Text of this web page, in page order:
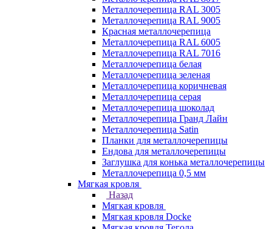
Металлочерепица RAL 3005
Металлочерепица RAL 9005
Красная металлочерепица
Металлочерепица RAL 6005
Металлочерепица RAL 7016
Металлочерепица белая
Металлочерепица зеленая
Металлочерепица коричневая
Металлочерепица серая
Металлочерепица шоколад
Металлочерепица Гранд Лайн
Металлочерепица Satin
Планки для металлочерепицы
Ендова для металлочерепицы
Заглушка для конька металлочерепицы
Металлочерепица 0,5 мм
Мягкая кровля
Назад
Мягкая кровля
Мягкая кровля Docke